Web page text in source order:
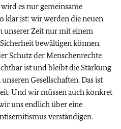
es nur gemeinsame
klar ist: wir werden die neuen
Zeit nur mit einem
bewältigen können.
Schutz der Menschenrechte
ist und bleibt die Stärkung
Gesellschaften. Das ist
Und wir müssen auch konkret
uns endlich über eine
verständigen.